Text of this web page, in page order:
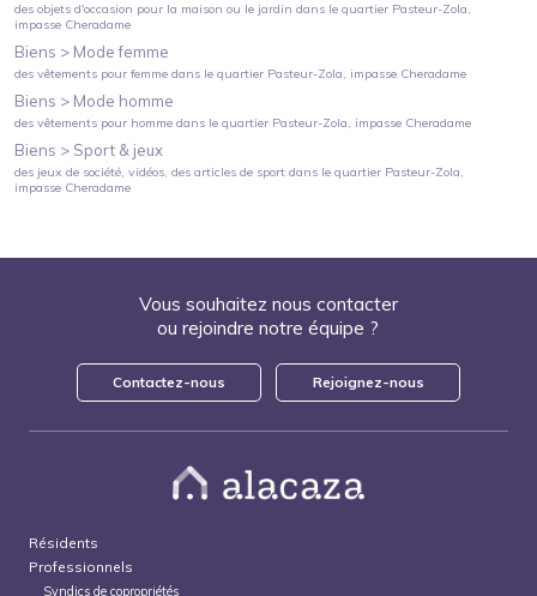
des objets d'occasion pour la maison ou le jardin dans le quartier Pasteur-Zola,
impasse Cheradame
Biens > Mode femme
des vêtements pour femme dans le quartier Pasteur-Zola, impasse Cheradame
Biens > Mode homme
des vêtements pour homme dans le quartier Pasteur-Zola, impasse Cheradame
Biens > Sport & jeux
des jeux de société, vidéos, des articles de sport dans le quartier Pasteur-Zola,
impasse Cheradame
Vous souhaitez nous contacter
ou rejoindre notre équipe ?
Contactez-nous Rejoignez-nous
Résidents
Professionnels
Syndics de copropriétés